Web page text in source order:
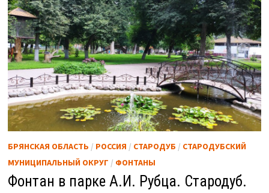
БРЯНСКАЯ ОБЛАСТЬ / РОССИЯ / СТАРОДУБ / СТАРОДУБСКИЙ
МУНИЦИПАЛЬНЫЙ ОКРУГ / ФОНТАНЫ
Фонтан в парке А.И. Рубца. Стародуб.